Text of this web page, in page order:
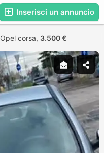
Inserisci un annuncio
Opel corsa, 3.500 €